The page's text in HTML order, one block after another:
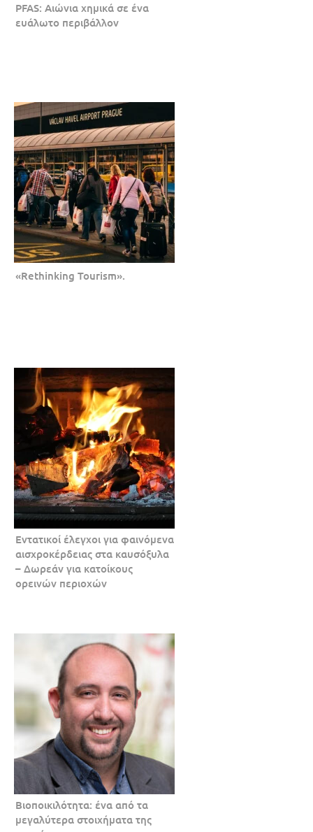
PFAS: Αιώνια χημικά σε ένα
ευάλωτο περιβάλλον
«Rethinking Tourism».
Εντατικοί έλεγχοι για φαινόμενα
αισχροκέρδειας στα καυσόξυλα
– Δωρεάν για κατοίκους
ορεινών περιοχών
Βιοποικιλότητα: ένα από τα
μεγαλύτερα στοιχήματα της